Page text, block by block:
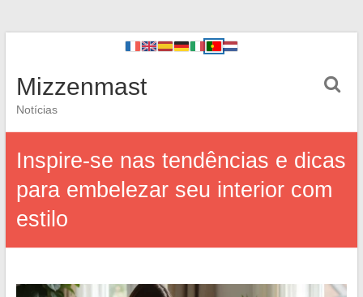
Mizzenmast
Notícias
Inspire-se nas tendências e dicas
para embelezar seu interior com
estilo